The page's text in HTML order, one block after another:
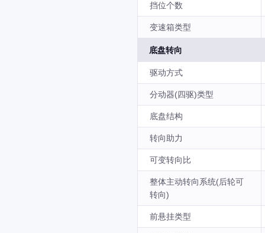
挡位个数
变速箱类型
底盘转向
驱动方式
分动器(四驱)类型
底盘结构
转向助力
可变转向比
整体主动转向系统(后轮可
转向)
前悬挂类型